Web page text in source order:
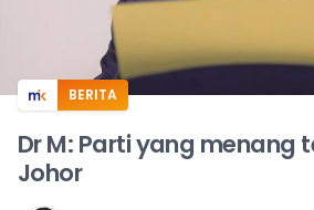
BERITA
Dr M: Parti yang menang
Johor